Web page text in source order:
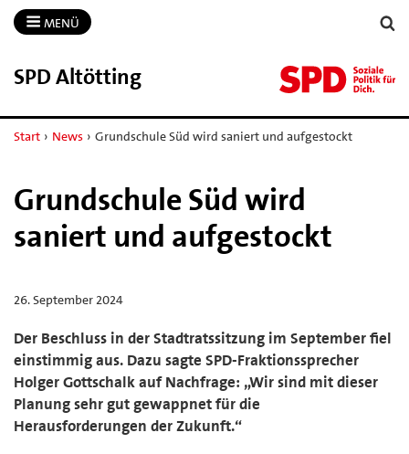
MENÜ
SPD Altötting
Start › News › Grundschule Süd wird saniert und aufgestockt
Grundschule Süd wird
saniert und aufgestockt
26. September 2024
Der Beschluss in der Stadtratssitzung im September fiel
einstimmig aus. Dazu sagte SPD-Fraktionssprecher
Holger Gottschalk auf Nachfrage: „Wir sind mit dieser
Planung sehr gut gewappnet für die
Herausforderungen der Zukunft.“